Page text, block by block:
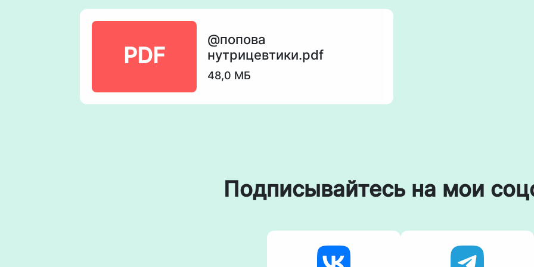
PDF
@попова
нутрицевтики.pdf
48,0 МБ
Подписывайтесь на мои